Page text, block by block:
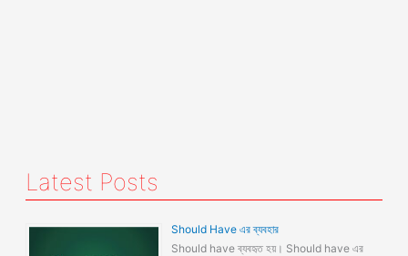
Latest Posts
Should Have এর ব্যবহার
Should have ব্যবহৃত হয়। Should have এর